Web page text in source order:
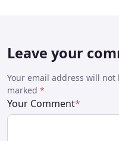
Leave your
Your email address will
marked *
Your Comment*